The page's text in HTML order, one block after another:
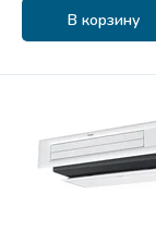
В корзину